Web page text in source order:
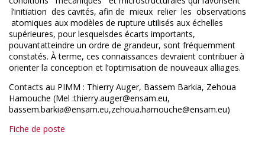
l’initiation des cavités, afin de mieux relier les observations
atomiques aux modèles de rupture utilisés aux échelles
supérieures, pour lesquelsdes écarts importants,
pouvantatteindre un ordre de grandeur, sont fréquemment
constatés. À terme, ces connaissances devraient contribuer à
orienter la conception et l’optimisation de nouveaux alliages.
Contacts au PIMM : Thierry Auger, Bassem Barkia, Zehoua
Hamouche (Mel :thierry.auger@ensam.eu,
bassem.barkia@ensam.eu,zehoua.hamouche@ensam.eu)
Fiche de poste